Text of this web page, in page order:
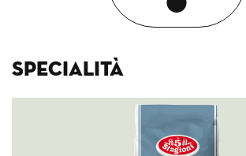
Specialità